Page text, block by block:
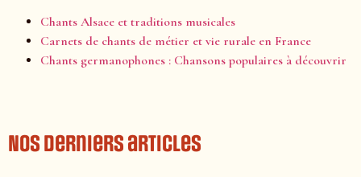
Chants Alsace et traditions musicales
Carnets de chants de métier et vie rurale en France
Chants germanophones : Chansons populaires à découvrir
Nos derniers articles